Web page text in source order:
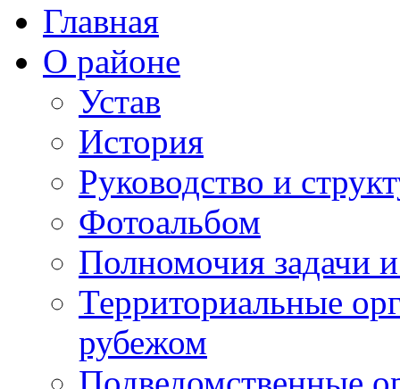
Главная
О районе
Устав
История
Руководство и
Фотоальбом
Полномочия задачи
Территориальные
рубежом